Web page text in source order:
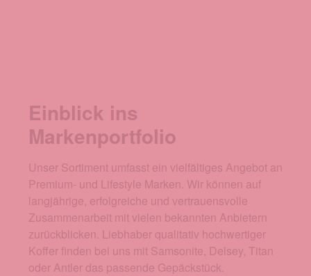
Einblick ins
Markenportfolio
Unser Sortiment umfasst ein vielfältiges Angebot an
Premium- und Lifestyle Marken. Wir können auf
langjährige, erfolgreiche und vertrauensvolle
Zusammenarbeit mit vielen bekannten Anbietern
zurückblicken. Liebhaber qualitativ hochwertiger
Koffer finden bei uns mit Samsonite, Delsey, Titan
oder Antler das passende Gepäckstück.